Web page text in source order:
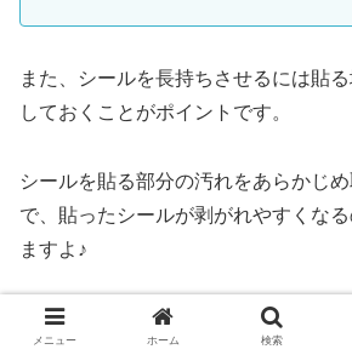
また、シールを長持ちさせるには貼
しておくことがポイントです。
シールを貼る部分の汚れをあらかじ
で、貼ったシールが剥がれやすくな
ますよ♪
シールを貼り直す場合は、剥がす時
メニュー ホーム 検索